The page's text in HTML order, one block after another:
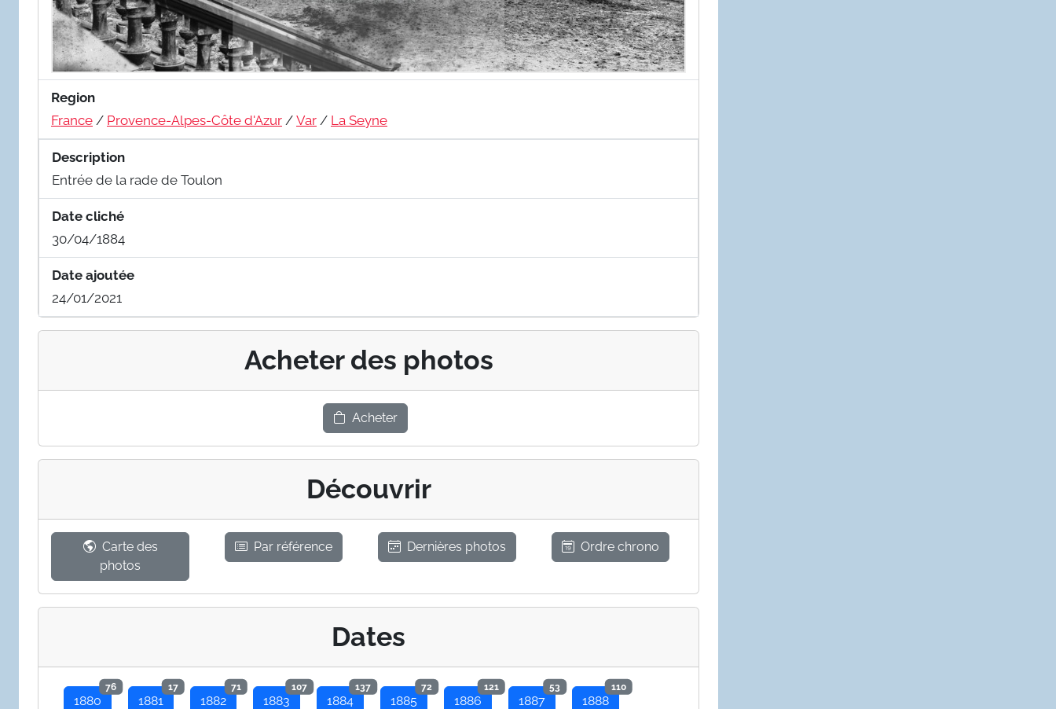
Region
France / Provence-Alpes-Côte d'Azur / Var / La Seyne
Description
Entrée de la rade de Toulon
Date cliché
30/04/1884
Date ajoutée
24/01/2021
Acheter des photos
Acheter
Découvrir
Carte des
photos
Par référence Dernières photos Ordre chrono
Dates
1880
76
1881
17
1882
71
1883
107
1884
137
1885
72
1886
121
1887
53
1888
110